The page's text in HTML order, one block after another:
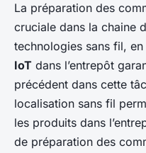
La préparation des
cruciale dans la chaine
technologies sans fil,
IoT dans l’entrepôt
précédent dans cette
localisation sans fil
les produits dans
de préparation des